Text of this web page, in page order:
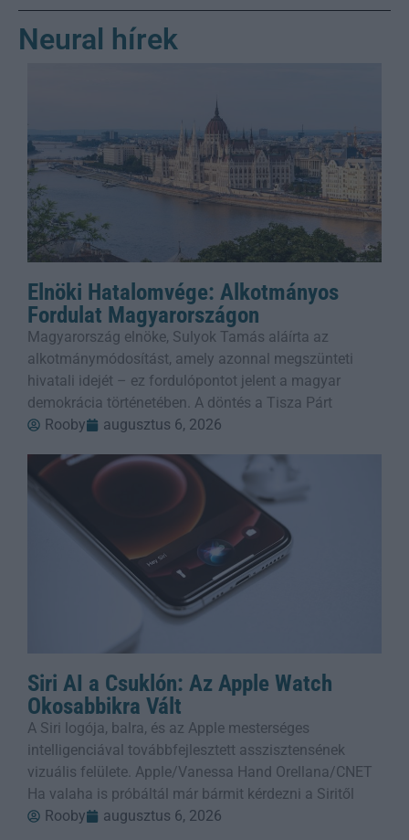
Neural hírek
Elnöki Hatalomvége: Alkotmányos
Fordulat Magyarországon
Magyarország elnöke, Sulyok Tamás aláírta az
alkotmánymódosítást, amely azonnal megszünteti
hivatali idejét – ez fordulópontot jelent a magyar
demokrácia történetében. A döntés a Tisza Párt
Rooby
augusztus 6, 2026
Siri AI a Csuklón: Az Apple Watch
Okosabbikra Vált
A Siri logója, balra, és az Apple mesterséges
intelligenciával továbbfejlesztett asszisztensének
vizuális felülete. Apple/Vanessa Hand Orellana/CNET
Ha valaha is próbáltál már bármit kérdezni a Siritől
Rooby
augusztus 6, 2026